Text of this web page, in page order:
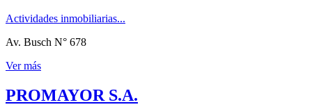
Actividades inmobiliarias...
Av. Busch N° 678
Ver más
PROMAYOR S.A.